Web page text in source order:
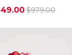
$979.00